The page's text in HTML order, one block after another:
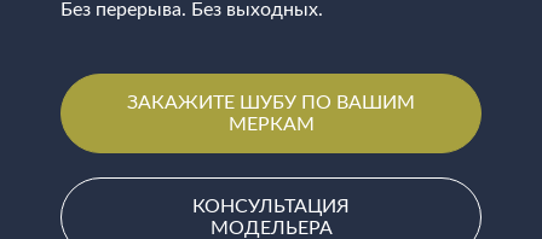
Без перерыва. Без выходных.
ЗАКАЖИТЕ ШУБУ ПО ВАШИМ
МЕРКАМ
КОНСУЛЬТАЦИЯ
МОДЕЛЬЕРА